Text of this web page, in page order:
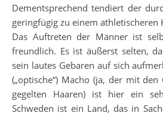
Dementsprechend tendiert der
geringfügig zu einem athletischeren
Das Auftreten der Männer ist
freundlich. Es ist äußerst selten,
sein lautes Gebaren auf sich
(„optische“) Macho (ja, der mit
gegelten Haaren) ist hier ein
Schweden ist ein Land, das in